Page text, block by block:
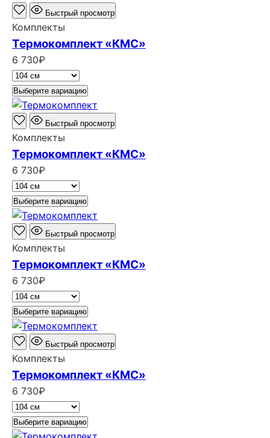
Быстрый просмотр
Комплекты
Термокомплект «КМС»
6 730₽
Выберите вариацию
Быстрый просмотр
Комплекты
Термокомплект «КМС»
6 730₽
Выберите вариацию
Быстрый просмотр
Комплекты
Термокомплект «КМС»
6 730₽
Выберите вариацию
Быстрый просмотр
Комплекты
Термокомплект «КМС»
6 730₽
Выберите вариацию